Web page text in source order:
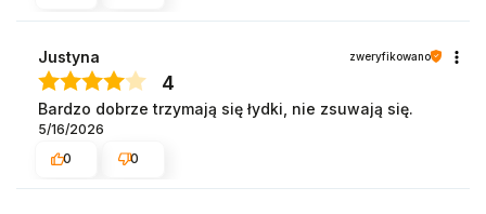
Justyna zweryfikowano
4
Bardzo dobrze trzymają się łydki, nie zsuwają się.
5/16/2026
0
0